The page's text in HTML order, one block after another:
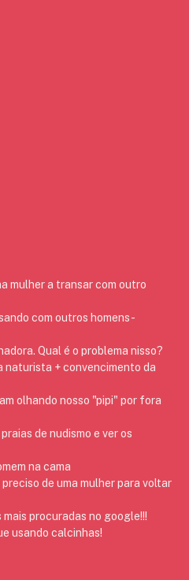
mulher a transar com outro
com outros homens -
Qual é o problema nisso?
naturista + convencimento da
olhando nosso "pipi" por fora
de nudismo e ver os
na cama
de uma mulher para voltar
procuradas no google!!!
usando calcinhas!